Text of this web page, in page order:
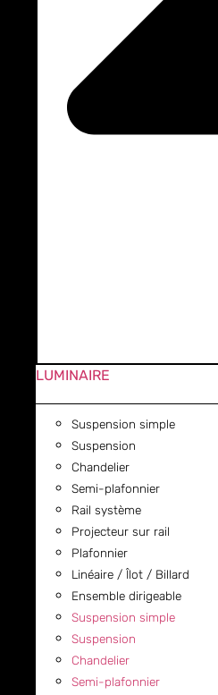
LUMINAIRE
Suspension simple
Suspension
Chandelier
Semi-plafonnier
Rail système
Projecteur sur rail
Plafonnier
Linéaire / Îlot / Billard
Ensemble dirigeable
Suspension simple
Suspension
Chandelier
Semi-plafonnier